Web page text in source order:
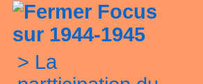
Focus
sur 1944-1945
> La